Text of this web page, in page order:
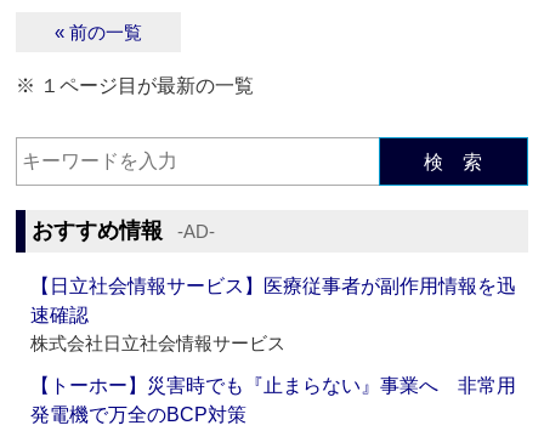
« 前の一覧
※ １ページ目が最新の一覧
検 索
おすすめ情報 ‐AD‐
【日立社会情報サービス】医療従事者が副作用情報を迅
速確認
株式会社日立社会情報サービス
【トーホー】災害時でも『止まらない』事業へ 非常用
発電機で万全のBCP対策